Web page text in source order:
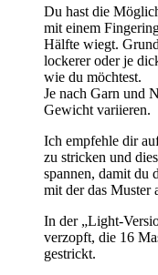
Du hast die
mit einem
Hälfte wiegt.
lockerer oder je
wie du möchtest.
Je nach Garn und
Gewicht variieren.
Ich empfehle dir
zu stricken und
spannen, damit du
mit der das Muster
In der „Light-
verzopft, die 16
gestrickt.